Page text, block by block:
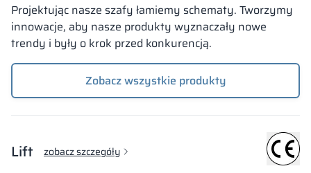
Projektując nasze szafy łamiemy schematy. Tworzymy
innowacje, aby nasze produkty wyznaczały nowe
trendy i były o krok przed konkurencją.
Zobacz wszystkie produkty
Lift zobacz szczegóły